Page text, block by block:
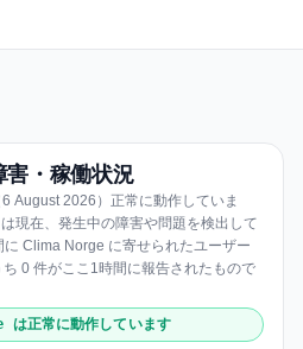
・稼働状況
August 2026）正常に動作していま
現在、発生中の障害や問題を検出して
Clima Norge に寄せられたユーザー
0 件がここ1時間に報告されたもので
正常に動作しています